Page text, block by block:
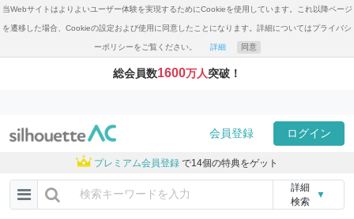
当Webサイトはよりよいユーザー体験を実現するためにCookieを使用しています。これ以降ページ
を遷移した場合、Cookieの設定および使用に同意したことになります。詳細についてはプライバシ
ーポリシーをご覧ください。 詳細 同意
総会員数1600万人突破！
会員登録 ログイン
プレミアム会員登録 で14個の特典をゲット
詳細
検索
▼